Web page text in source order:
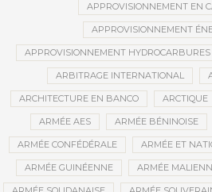
APPROVISIONNEMENT EN
APPROVISIONNEMENT
APPROVISIONNEMENT
ARBITRAGE INTERNATIONAL
ARCHITECTURE EN BANCO ARCTIQUE
ARMÉE AES ARMÉE BÉNINOISE
ARMÉE CONFÉDÉRALE ARMÉE ET
ARMÉE GUINÉENNE ARMÉE